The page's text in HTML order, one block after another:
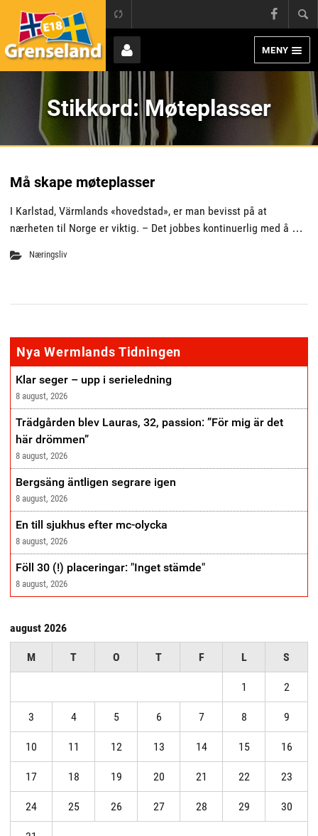
E18 Grenseland
Page
MENY
Bruker
Stikkord:Møteplasser
Må skape møteplasser
I Karlstad, Värmlands «hovedstad», er man bevisst på at
nærheten til Norge er viktig. – Det jobbes kontinuerlig med å …
Næringsliv
Nya Wermlands Tidningen
Klar seger – upp i serieledning
8 august, 2026
Trädgården blev Lauras, 32, passion: ”För mig är det
här drömmen”
8 august, 2026
Bergsäng äntligen segrare igen
8 august, 2026
En till sjukhus efter mc-olycka
8 august, 2026
Föll 30 (!) placeringar: "Inget stämde"
8 august, 2026
august 2026
M T O T F L S
1 2
3 4 5 6 7 8 9
10 11 12 13 14 15 16
17 18 19 20 21 22 23
24 25 26 27 28 29 30